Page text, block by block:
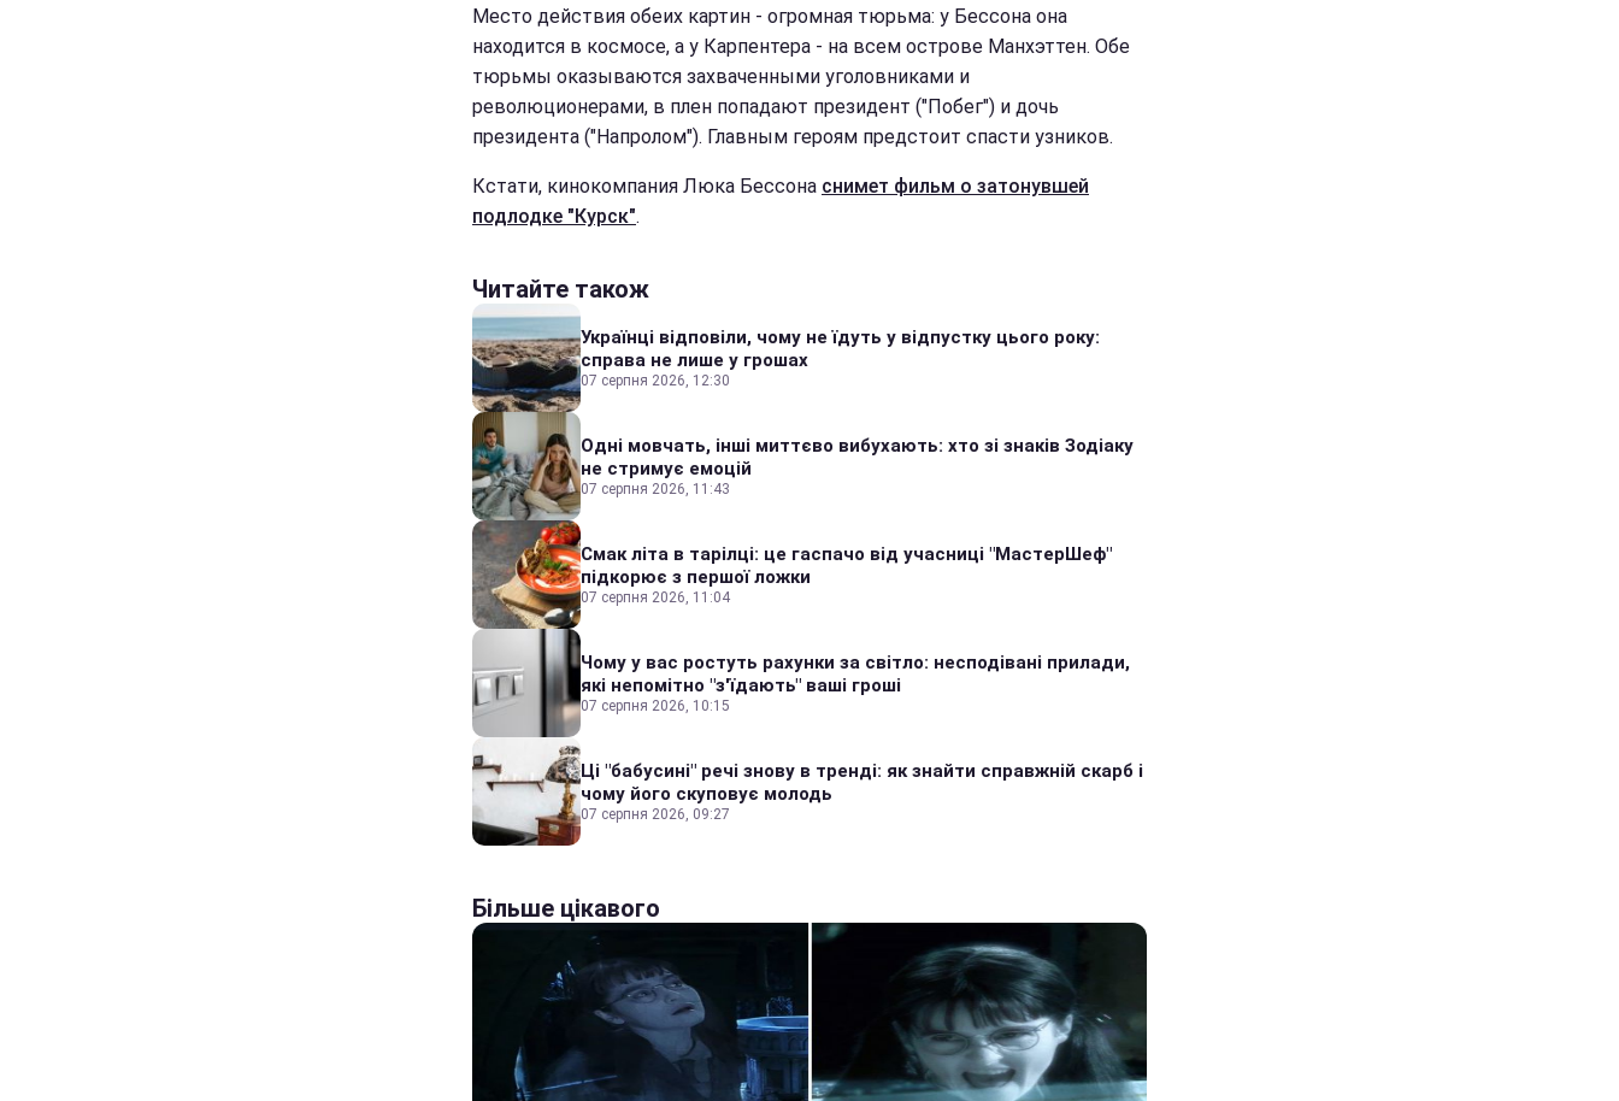
Место действия обеих картин - огромная тюрьма: у Бессона она
находится в космосе, а у Карпентера - на всем острове Манхэттен. Обе
тюрьмы оказываются захваченными уголовниками и
революционерами, в плен попадают президент ("Побег") и дочь
президента ("Напролом"). Главным героям предстоит спасти узников.
Кстати, кинокомпания Люка Бессона снимет фильм о затонувшей
подлодке "Курск".
Читайте також
Українці відповіли, чому не їдуть у відпустку цього року:
справа не лише у грошах
07 серпня 2026, 12:30
Одні мовчать, інші миттєво вибухають: хто зі знаків Зодіаку
не стримує емоцій
07 серпня 2026, 11:43
Смак літа в тарілці: це гаспачо від учасниці "МастерШеф"
підкорює з першої ложки
07 серпня 2026, 11:04
Чому у вас ростуть рахунки за світло: несподівані прилади,
які непомітно "з'їдають" ваші гроші
07 серпня 2026, 10:15
Ці "бабусині" речі знову в тренді: як знайти справжній скарб і
чому його скуповує молодь
07 серпня 2026, 09:27
Більше цікавого